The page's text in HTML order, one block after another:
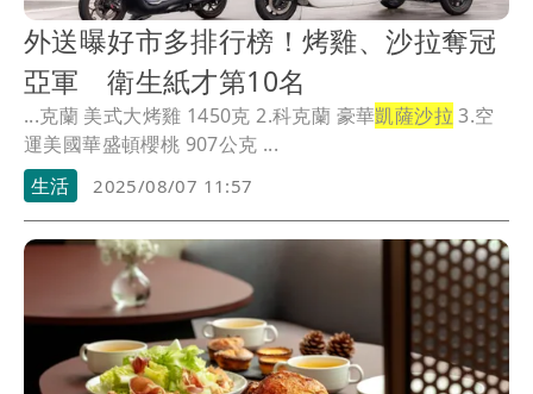
外送曝好市多排行榜！烤雞、沙拉奪冠
亞軍 衛生紙才第10名
...克蘭 美式大烤雞 1450克 2.科克蘭 豪華凱薩沙拉 3.空
運美國華盛頓櫻桃 907公克 ...
生活
2025/08/07 11:57